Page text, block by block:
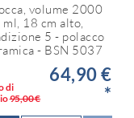
volume 2000
ml, 18 cm alto,
5 - polacco
- BSN 5037
di
95,00 €
64,90 €
*